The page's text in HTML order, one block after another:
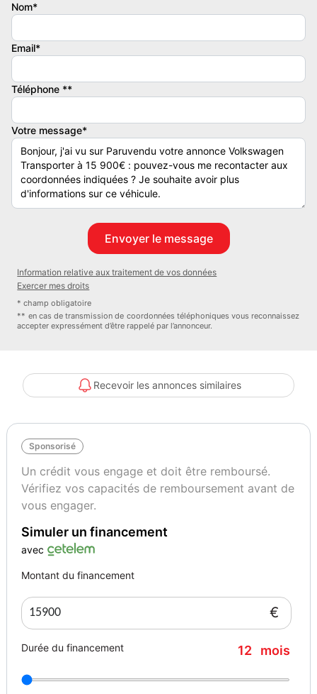
Nom*
Email*
Téléphone **
Votre message*
Information relative aux traitement de vos données
Exercer mes droits
* champ obligatoire
** en cas de transmission de coordonnées téléphoniques vous reconnaissez
accepter expressément d’être rappelé par l’annonceur.
Recevoir les annonces similaires
Sponsorisé
Un crédit vous engage et doit être remboursé.
Vérifiez vos capacités de remboursement avant de
vous engager.
Simuler un financement
avec
Montant du financement
€
Durée du financement 12 mois